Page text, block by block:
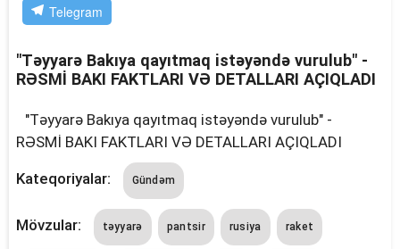
Telegram
"Təyyarə Bakıya qayıtmaq istəyəndə vurulub" -
RƏSMİ BAKI FAKTLARI VƏ DETALLARI AÇIQLADI
"Təyyarə Bakıya qayıtmaq istəyəndə vurulub" -
RƏSMİ BAKI FAKTLARI VƏ DETALLARI AÇIQLADI
Kateqoriyalar: Gündəm
Mövzular: təyyarə pantsir rusiya raket